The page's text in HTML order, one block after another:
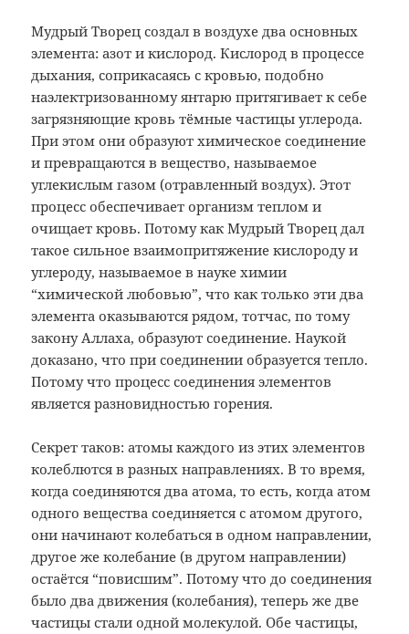
МудрыйТворец создал в воздухе два основных
элемента: азот и кислород. Кислород впроцессе
дыхания, соприкасаясь с кровью,подобно
наэлектризованному янтарюпритягивает к себе
загрязняющие кровьтёмные частицы углерода.
При этом ониобразуют химическое соединение
ипревращаются в вещество, называемое
углекислым газом (отравленный воздух).Этот
процесс обеспечивает организмтеплом и
очищает кровь. Потому какМудрый Творец дал
такое сильноевзаимопритяжение кислороду и
углероду,называемое в науке химии
“химическойлюбовью”, что как только эти два
элементаоказываются рядом, тотчас, по тому
закону Аллаха, образуют соединение.Наукой
доказано, что при соединенииобразуется тепло.
Потому что процесссоединения элементов
являетсяразновидностью горения.
Секреттаков: атомы каждого из этих элементов
колеблются в разных направлениях. В товремя,
когда соединяются два атома, тоесть, когда атом
одного веществасоединяется с атомом другого,
ониначинают колебаться в одном направлении,
другое же колебание (в другом направлении)
остаётся “повисшим”. Потому что досоединения
было два движения (колебания),теперь же две
частицы стали одноймолекулой. Обе частицы,